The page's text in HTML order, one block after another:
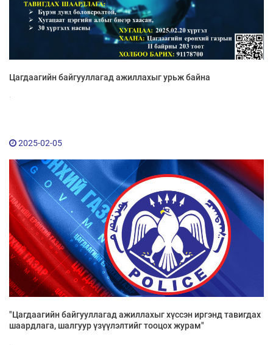
Цагдаагийн байгууллагад ажиллахыг урьж байна
2025-02-05
"Цагдаагийн байгууллагад ажиллахыг хүссэн иргэнд тавигдах
шаардлага, шалгуур үзүүлэлтийг тооцох журам"